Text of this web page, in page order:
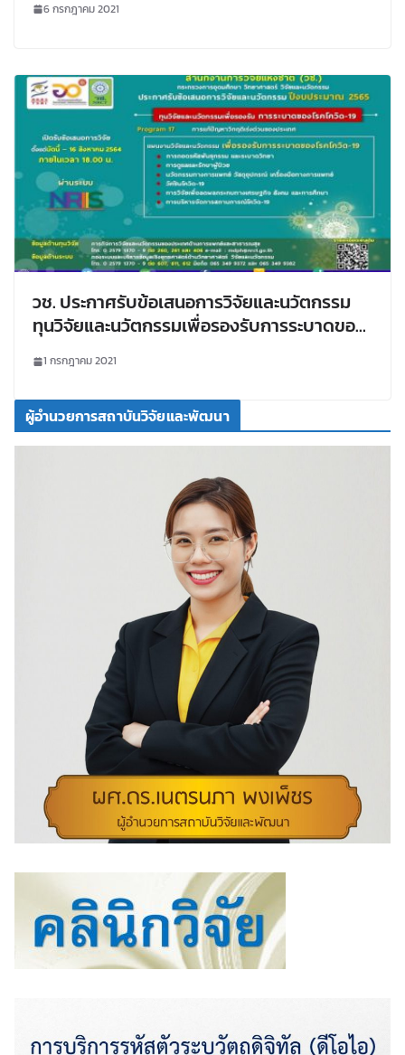
ประเทศไทย-ฝรั่งเศส ระหว่างวันที่ 24 พฤษภาคม
6 กรกฎาคม 2021
วช. ประกาศรับข้อเสนอการวิจัยและนวัตกรรม
ทุนวิจัยและนวัตกรรมเพื่อรองรับการระบาดของ
1 กรกฎาคม 2021
ผู้อำนวยการสถาบันวิจัยและพัฒนา